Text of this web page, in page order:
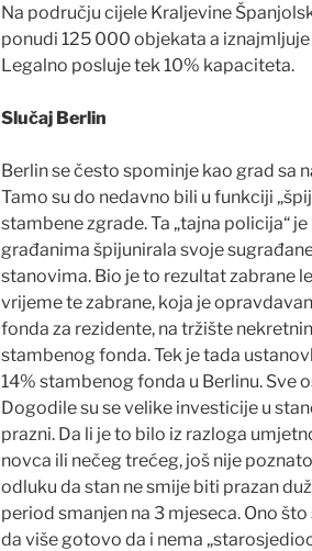
Na području cijele Kraljevine
ponudi 125 000 objekata a
Legalno posluje tek 10% kapaciteta.
Slučaj Berlin
Berlin se često spominje kao grad sa
Tamo su do nedavno bili u funkciji
stambene zgrade. Ta „tajna policija“
građanima špijunirala svoje
stanovima. Bio je to rezultat zabrane
vrijeme te zabrane, koja je
fonda za rezidente, na tržište
stambenog fonda. Tek je tada
14% stambenog fonda u Berlinu. Sve
Dogodile su se velike investicije u
prazni. Da li je to bilo iz razloga
novca ili nečeg trećeg, još nije
odluku da stan ne smije biti prazan
period smanjen na 3 mjeseca. Ono
da više gotovo da i nema